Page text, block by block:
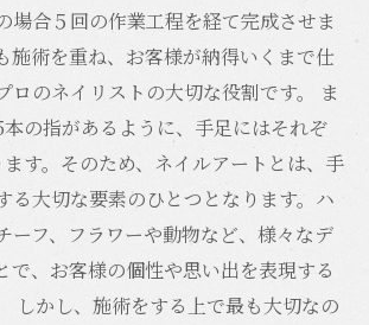
場合５回の作業工程を経て完成させま
施術を重ね、お客様が納得いくまで仕
ロのネイリストの大切な役割です。 ま
の指があるように、手足にはそれぞ
す。そのため、ネイルアートとは、手
る大切な要素のひとつとなります。ハ
ーフ、フラワーや動物など、様々なデ
で、お客様の個性や思い出を表現する
しかし、施術をする上で最も大切なの